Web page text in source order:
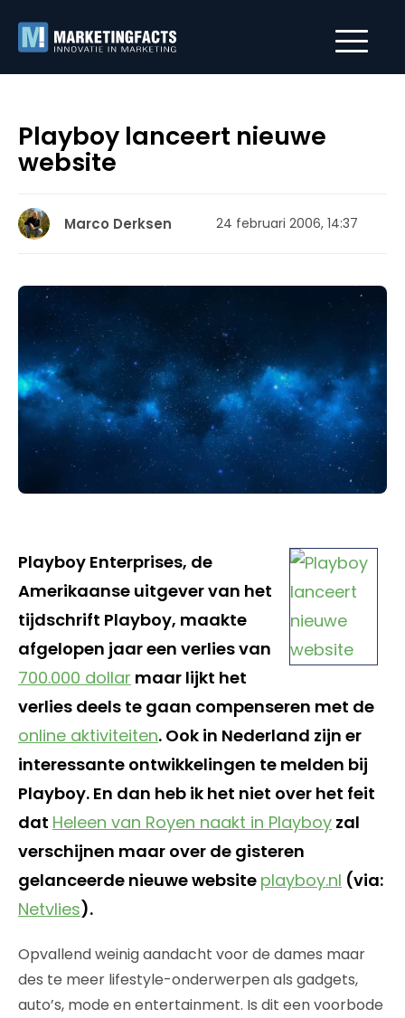
Playboy lanceert nieuwe
website
Marco Derksen 24 februari 2006, 14:37
Playboy Enterprises, de
Amerikaanse uitgever van het
tijdschrift Playboy, maakte
afgelopen jaar een verlies van
700.000 dollar maar lijkt het
verlies deels te gaan compenseren met de
online aktiviteiten. Ook in Nederland zijn er
interessante ontwikkelingen te melden bij
Playboy. En dan heb ik het niet over het feit
dat Heleen van Royen naakt in Playboy zal
verschijnen maar over de gisteren
gelanceerde nieuwe website playboy.nl (via:
Netvlies).
Opvallend weinig aandacht voor de dames maar
des te meer lifestyle-onderwerpen als gadgets,
auto’s, mode en entertainment. Is dit een voorbode